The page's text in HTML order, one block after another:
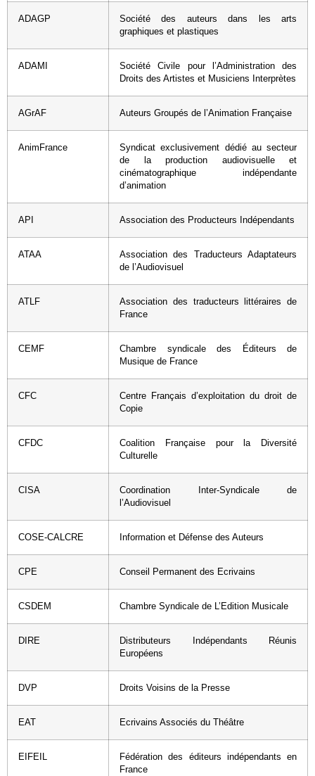
ADAGP
Société des auteurs dans les arts
graphiques et plastiques
ADAMI
Société Civile pour l’Administration des
Droits des Artistes et Musiciens Interprètes
AGrAF Auteurs Groupés de l’Animation Française
AnimFrance
Syndicat exclusivement dédié au secteur
de la production audiovisuelle et
cinématographique indépendante
d’animation
API Association des Producteurs Indépendants
ATAA
Association des Traducteurs Adaptateurs
de l’Audiovisuel
ATLF
Association des traducteurs littéraires de
France
CEMF
Chambre syndicale des Éditeurs de
Musique de France
CFC
Centre Français d’exploitation du droit de
Copie
CFDC
Coalition Française pour la Diversité
Culturelle
CISA
Coordination Inter-Syndicale de
l’Audiovisuel
COSE-CALCRE Information et Défense des Auteurs
CPE Conseil Permanent des Ecrivains
CSDEM Chambre Syndicale de L’Edition Musicale
DIRE
Distributeurs Indépendants Réunis
Européens
DVP Droits Voisins de la Presse
EAT Ecrivains Associés du Théâtre
EIFEIL
Fédération des éditeurs indépendants en
France